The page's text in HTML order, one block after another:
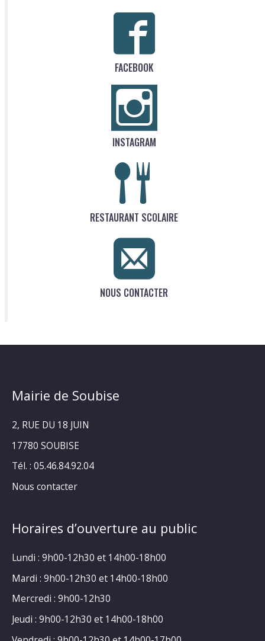
FACEBOOK
INSTAGRAM
RESTAURANT SCOLAIRE
NOUS CONTACTER
Mairie de Soubise
2, RUE DU 18 JUIN
17780 SOUBISE
Tél. : 05.46.84.92.04
Nous contacter
Horaires d’ouverture au public
Lundi : 9h00-12h30 et 14h00-18h00
Mardi : 9h00-12h30 et 14h00-18h00
Mercredi : 9h00-12h30
Jeudi : 9h00-12h30 et 14h00-18h00